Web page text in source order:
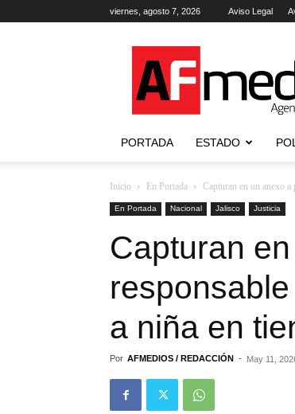
viernes, agosto 7, 2026 Aviso Legal
Agencia
de
Noticias
PORTADA ESTADO
Inicio En Portada Capturan en un anexo a
En Portada Nacional Jalisco Justicia
Capturan
a niña en
Por AFMEDIOS / REDACCIÓN - May 11,